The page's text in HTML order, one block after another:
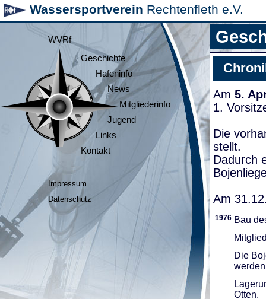
Wassersportverein Rechtenfleth e.V.
WVRf
Geschichte
Hafeninfo
News
Mitgliederinfo
Jugend
Links
Kontakt
Impressum
Datenschutz
Am 5.
1.
Die
stellt.
Dadurch
Am
1976 Bau
Die
Otten.